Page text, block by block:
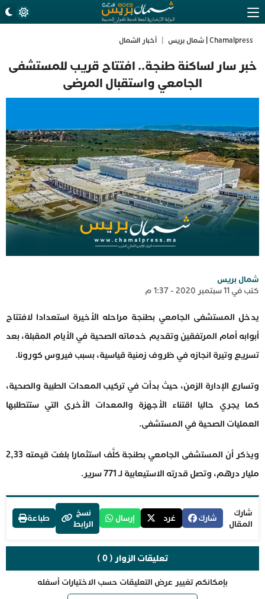
Chamalpress | شمال بريس أخبار الشمال
خبر سار لساكنة طنجة.. افتتاح قريب للمستشفى
الجامعي واستقبال المرضى
شمال بريس
كتب في 11 سبتمبر 2020 - 1:37 م
يدخل المستشفى الجامعي بطنجة مراحله الأخيرة استعدادا لافتتاح
أبوابه أمام المرتفقين وتقديم خدماته الصحية في الأيام المقبلة، بعد
تسريع وتيرة انجازه في ظروف زمنية قياسية، بسبب فيروس كورونا.
وتسارع الإدارة الزمن، حيث بدأت في تركيب المعدات الطبية والصحية،
كما يجري حاليا اقتناء الأجهزة والمعدات الأخرى التي ستتطلبها
العمليات الصحية في المستشفى.
ويذكر أن المستشفى الجامعي بطنجة كلَّف استثمارا بلغت قيمته 2,33
مليار درهم، وتصل قدرته الاستيعابية لـ 771 سرير.
شارك
المقال
شارك غرد إرسال
نسخ
الرابط
طباعة
تعليقات الزوار ( 0 )
بإمكانكم تغيير عرض التعليقات حسب الاختيارات أسفله